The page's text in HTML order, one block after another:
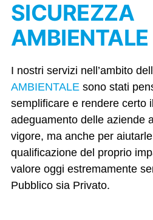
SICUREZZA
AMBIENTALE
I nostri servizi nell’ambito
AMBIENTALE sono stati
semplificare e rendere certo
adeguamento delle aziende
vigore, ma anche per
qualificazione del proprio
valore oggi estremamente
Pubblico sia Privato.